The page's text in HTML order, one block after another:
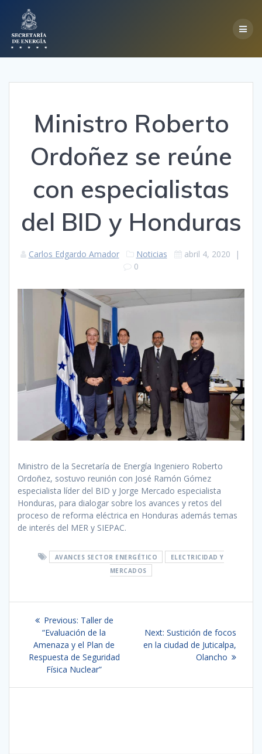
Ministro Roberto
Ordoñez se reúne
con especialistas
del BID y Honduras
Carlos Edgardo Amador Noticias abril 4, 2020 |
0
Ministro de la Secretaría de Energía Ingeniero Roberto
Ordoñez, sostuvo reunión con José Ramón Gómez
especialista líder del BID y Jorge Mercado especialista
Honduras, para dialogar sobre los avances y retos del
proceso de reforma eléctrica en Honduras además temas
de interés del MER y SIEPAC.
AVANCES SECTOR ENERGÉTICO
ELECTRICIDAD Y
MERCADOS
Navegación
entradas
Previous: Previous
post:
Taller de
“Evaluación de la
Amenaza y el Plan de
Respuesta de Seguridad
Física Nuclear”
Next: Next
post:
Sustición de focos
en la ciudad de Juticalpa,
Olancho